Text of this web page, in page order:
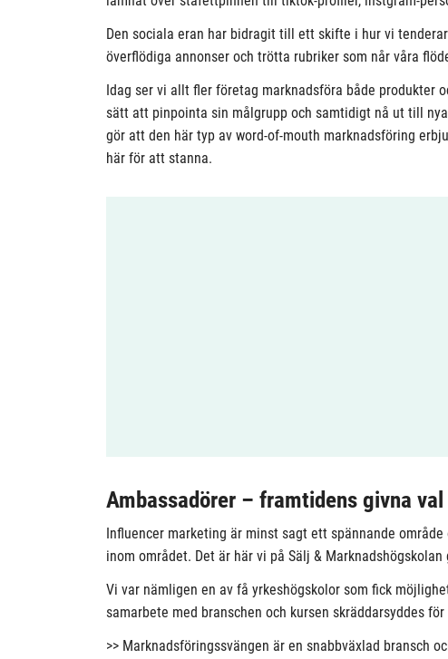
Den sociala eran har bidragit till ett skifte i hur vi
överflödiga annonser och trötta rubriker som når våra
Idag ser vi allt fler företag marknadsföra både produkter
sätt att pinpointa sin målgrupp och samtidigt nå ut till
gör att den här typ av word-of-mouth marknadsföring
här för att stanna.
Ambassadörer – framtidens givna val
Influencer marketing är minst sagt ett spännande
inom området. Det är här vi på Sälj &
Vi var nämligen en av få yrkeshögskolor som fick
samarbete med branschen och kursen skräddarsyddes
>> Marknadsföringssvängen är en snabbväxlad bransch